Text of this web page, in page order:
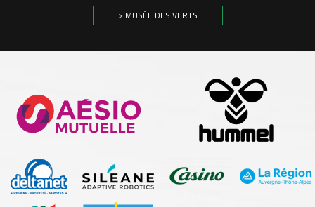
> MUSÉE DES VERTS